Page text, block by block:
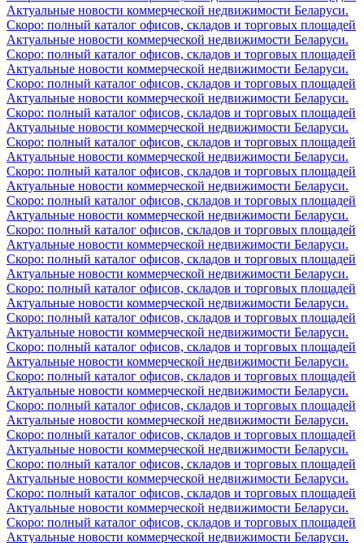
Актуальные новости коммерческой недвижимости Беларуси.
Скоро: полный каталог офисов, складов и торговых площадей
Актуальные новости коммерческой недвижимости Беларуси.
Скоро: полный каталог офисов, складов и торговых площадей
Актуальные новости коммерческой недвижимости Беларуси.
Скоро: полный каталог офисов, складов и торговых площадей
Актуальные новости коммерческой недвижимости Беларуси.
Скоро: полный каталог офисов, складов и торговых площадей
Актуальные новости коммерческой недвижимости Беларуси.
Скоро: полный каталог офисов, складов и торговых площадей
Актуальные новости коммерческой недвижимости Беларуси.
Скоро: полный каталог офисов, складов и торговых площадей
Актуальные новости коммерческой недвижимости Беларуси.
Скоро: полный каталог офисов, складов и торговых площадей
Актуальные новости коммерческой недвижимости Беларуси.
Скоро: полный каталог офисов, складов и торговых площадей
Актуальные новости коммерческой недвижимости Беларуси.
Скоро: полный каталог офисов, складов и торговых площадей
Актуальные новости коммерческой недвижимости Беларуси.
Скоро: полный каталог офисов, складов и торговых площадей
Актуальные новости коммерческой недвижимости Беларуси.
Скоро: полный каталог офисов, складов и торговых площадей
Актуальные новости коммерческой недвижимости Беларуси.
Скоро: полный каталог офисов, складов и торговых площадей
Актуальные новости коммерческой недвижимости Беларуси.
Скоро: полный каталог офисов, складов и торговых площадей
Актуальные новости коммерческой недвижимости Беларуси.
Скоро: полный каталог офисов, складов и торговых площадей
Актуальные новости коммерческой недвижимости Беларуси.
Скоро: полный каталог офисов, складов и торговых площадей
Актуальные новости коммерческой недвижимости Беларуси.
Скоро: полный каталог офисов, складов и торговых площадей
Актуальные новости коммерческой недвижимости Беларуси.
Скоро: полный каталог офисов, складов и торговых площадей
Актуальные новости коммерческой недвижимости Беларуси.
Скоро: полный каталог офисов, складов и торговых площадей
Актуальные новости коммерческой недвижимости Беларуси.